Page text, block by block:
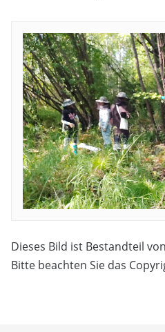
Dieses Bild ist Bestandteil
Bitte beachten Sie das